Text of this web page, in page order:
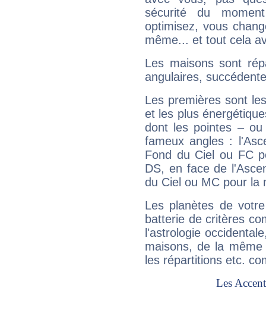
sécurité du
optimisez, vous
même... et tout cela
Les maisons sont
angulaires,
Les premières sont
et les plus
dont les pointes –
fameux angles :
Fond du Ciel ou FC
DS, en face de
du Ciel ou MC pour la
Les planètes de
batterie de critères
l'astrologie
maisons, de la
les répartitions etc.